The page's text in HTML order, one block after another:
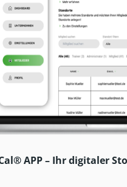
APP – Ihr digitaler